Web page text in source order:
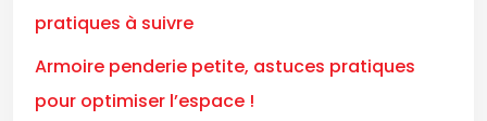
pratiques à suivre
Armoire penderie petite, astuces pratiques
pour optimiser l’espace !